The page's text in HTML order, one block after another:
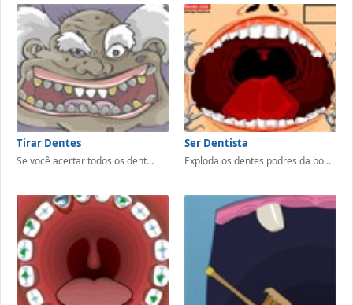
Tirar Dentes
Se você acertar todos os dent...
Ser Dentista
Exploda os dentes podres da bo...